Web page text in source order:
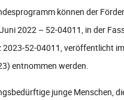
können der
2022 – 52-04011, in der
52-04011, veröffentlicht im
entnommen werden.
junge Menschen,